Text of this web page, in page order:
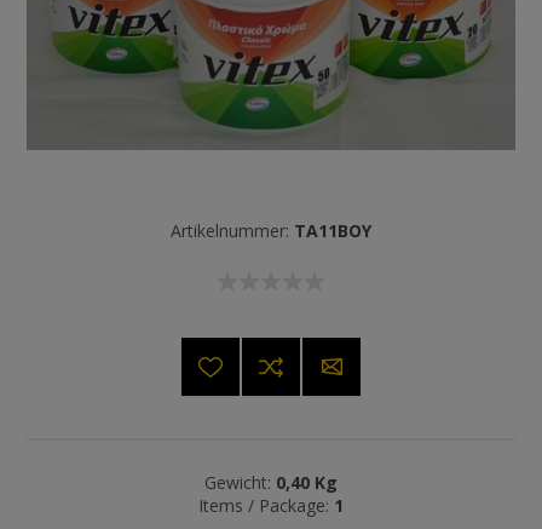
Artikelnummer: TA11BOY
Gewicht: 0,40 Kg
Items / Package: 1